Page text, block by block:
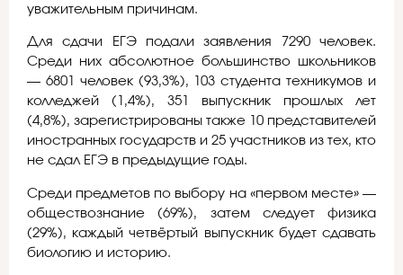
уважительным причинам.
Для сдачи ЕГЭ подали заявления 7290 человек.
Среди них абсолютное большинство школьников
— 6801 человек (93,3%), 103 студента техникумов и
колледжей (1,4%), 351 выпускник прошлых лет
(4,8%), зарегистрированы также 10 представителей
иностранных государств и 25 участников из тех, кто
не сдал ЕГЭ в предыдущие годы.
Среди предметов по выбору на «первом месте» —
обществознание (69%), затем следует физика
(29%), каждый четвёртый выпускник будет сдавать
биологию и историю.